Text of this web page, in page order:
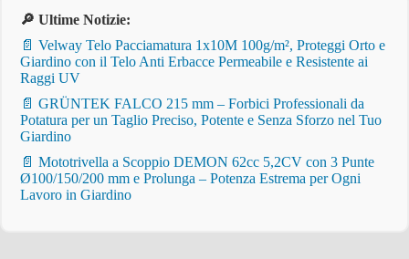
🔎 Ultime Notizie:
📄 Velway Telo Pacciamatura 1x10M 100g/m², Proteggi Orto e
Giardino con il Telo Anti Erbacce Permeabile e Resistente ai
Raggi UV
📄 GRÜNTEK FALCO 215 mm – Forbici Professionali da
Potatura per un Taglio Preciso, Potente e Senza Sforzo nel Tuo
Giardino
📄 Mototrivella a Scoppio DEMON 62cc 5,2CV con 3 Punte
Ø100/150/200 mm e Prolunga – Potenza Estrema per Ogni
Lavoro in Giardino